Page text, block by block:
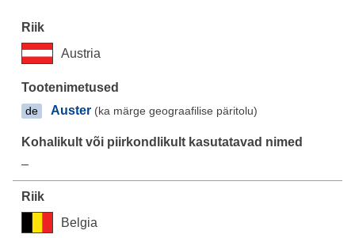
Austria
de Auster(ka märge geograafilise päritolu)
–
Belgia